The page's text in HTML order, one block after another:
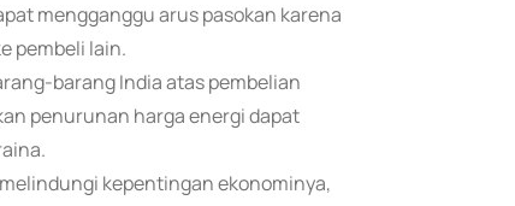
mengganggu arus pasokan karena
pembeli lain.
barang India atas pembelian
penurunan harga energi dapat
kepentingan ekonominya,